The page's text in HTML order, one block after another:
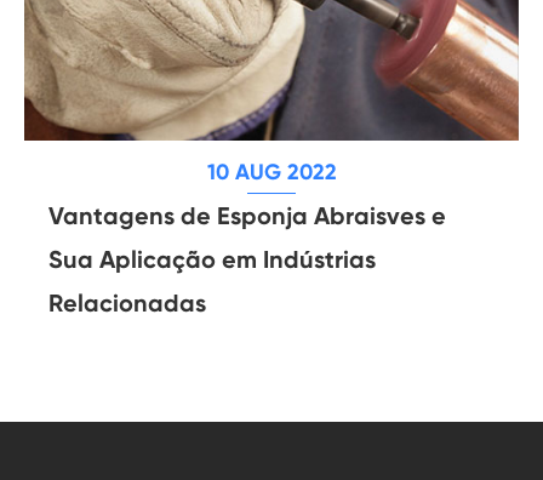
10 AUG 2022
Vantagens de Esponja Abraisves e
Sua Aplicação em Indústrias
Relacionadas